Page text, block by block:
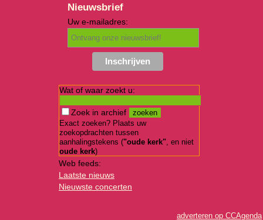
Nieuwsbrief
Uw e-mailadres:
Wat of waar zoekt u:
Zoek in archief
Exact zoeken? Plaats uw
zoekopdrachten tussen
aanhalingstekens ("oude kerk", en niet
oude kerk)
Web feeds:
Laatste nieuws
Nieuwste concerten
adverteren op CCAgenda